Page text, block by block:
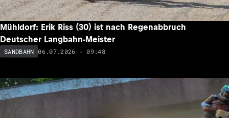
Mühldorf: Erik Riss (30) ist nach Regenabbruch
Deutscher Langbahn-Meister
SANDBAHN 06.07.2026 - 09:48